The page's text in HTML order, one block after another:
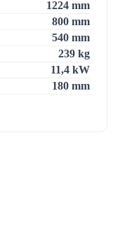
1224 mm
800 mm
540 mm
239 kg
11,4 kW
180 mm